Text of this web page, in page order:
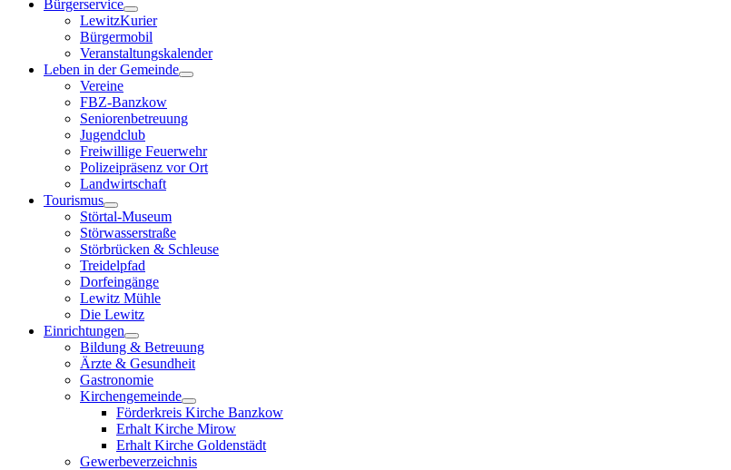
Bürgerservice
LewitzKurier
Bürgermobil
Veranstaltungskalender
Leben in der Gemeinde
Vereine
FBZ-Banzkow
Seniorenbetreuung
Jugendclub
Freiwillige Feuerwehr
Polizeipräsenz vor Ort
Landwirtschaft
Tourismus
Störtal-Museum
Störwasserstraße
Störbrücken & Schleuse
Treidelpfad
Dorfeingänge
Lewitz Mühle
Die Lewitz
Einrichtungen
Bildung & Betreuung
Ärzte & Gesundheit
Gastronomie
Kirchengemeinde
Förderkreis Kirche Banzkow
Erhalt Kirche Mirow
Erhalt Kirche Goldenstädt
Gewerbeverzeichnis